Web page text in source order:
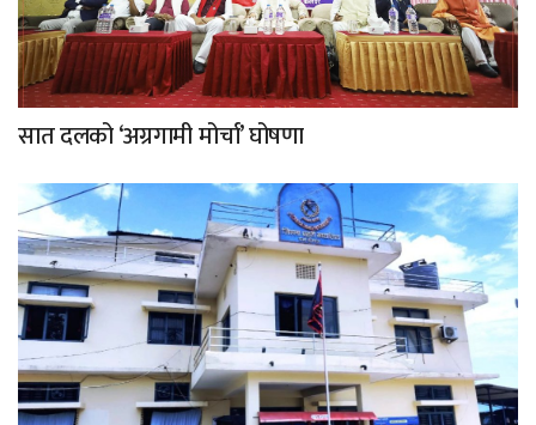
सात दलको ‘अग्रगामी मोर्चा’ घोषणा